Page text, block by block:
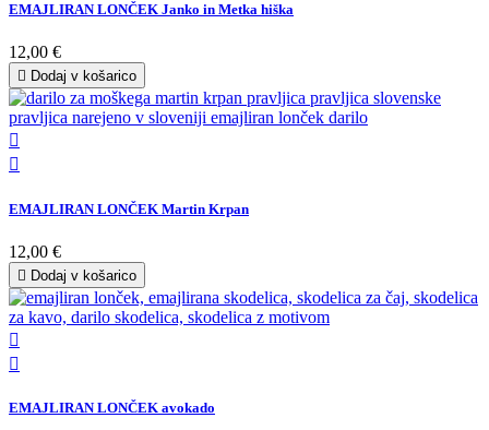
EMAJLIRAN LONČEK Janko in Metka hiška
12,00 €
 Dodaj v košarico


EMAJLIRAN LONČEK Martin Krpan
12,00 €
 Dodaj v košarico


EMAJLIRAN LONČEK avokado